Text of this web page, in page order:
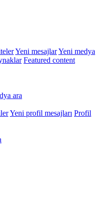
Yeni mesajlarYeni medya
Featured content
ara
Yeni profil mesajları Profil